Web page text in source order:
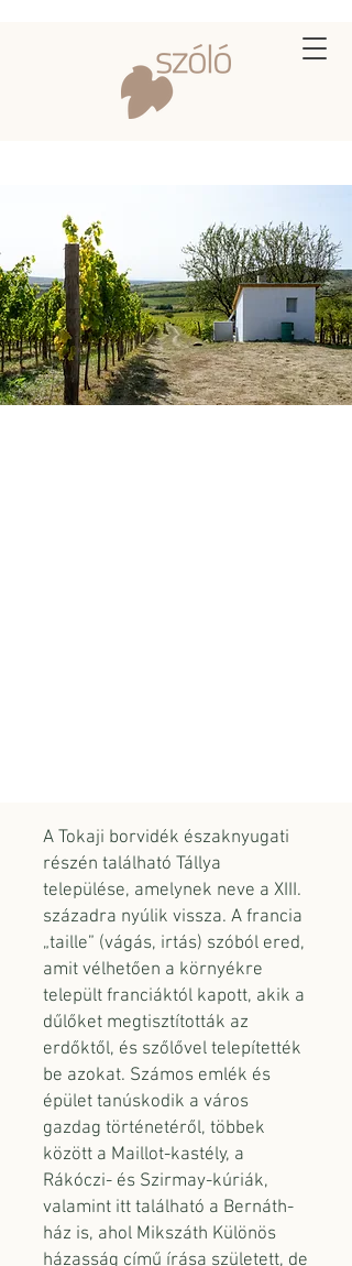
A Tokaji borvidék északnyugati
részén található Tállya
települése, amelynek neve a XIII.
századra nyúlik vissza. A francia
„taille” (vágás, irtás) szóból ered,
amit vélhetően a környékre
települt franciáktól kapott, akik a
dűlőket megtisztították az
erdőktől, és szőlővel telepítették
be azokat. Számos emlék és
épület tanúskodik a város
gazdag történetéről, többek
között a Maillot-kastély, a
Rákóczi- és Szirmay-kúriák,
valamint itt található a Bernáth-
ház is, ahol Mikszáth Különös
házasság című írása született, de